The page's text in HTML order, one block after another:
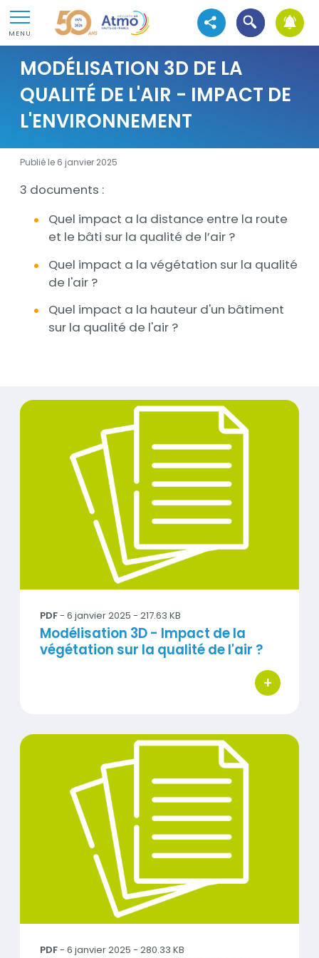
Aller au contenu
Aller au premier menu de navigation
Aller à la recherche
MENU
Atmo Hauts-de-France
Voir les réseaux sociaux
Ouvrir la
MODÉLISATION 3D DE LA
QUALITÉ DE L'AIR - IMPACT DE
L'ENVIRONNEMENT
Publié le 6 janvier 2025
Description
3 documents :
Quel impact a la distance entre la route
et le bâti sur la qualité de l’air ?
Quel impact a la végétation sur la qualité
de l'air ?
Quel impact a la hauteur d'un bâtiment
sur la qualité de l'air ?
AtmoHDF_Mod3D _Retex_vegetation.pdf
PDF- 6 janvier 2025 - 217.63 KB
Titre
Modélisation 3D - Impact de la
végétation sur la qualité de l'air ?
+
bouton
AtmoHDF_Mod3D_distance.pdf
PDF- 6 janvier 2025 - 280.33 KB